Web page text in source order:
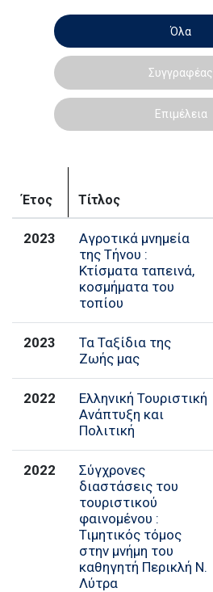
Όλα
Συγγραφέας
Επιμέλεια
Έτος Τίτλος
2023
Αγροτικά μνημεία
της Τήνου :
Κτίσματα ταπεινά,
κοσμήματα του
τοπίου
2023
Τα Ταξίδια της
Ζωής μας
2022
Ελληνική Τουριστική
Ανάπτυξη και
Πολιτική
2022
Σύγχρονες
διαστάσεις του
τουριστικού
φαινομένου :
Τιμητικός τόμος
στην μνήμη του
καθηγητή Περικλή Ν.
Λύτρα